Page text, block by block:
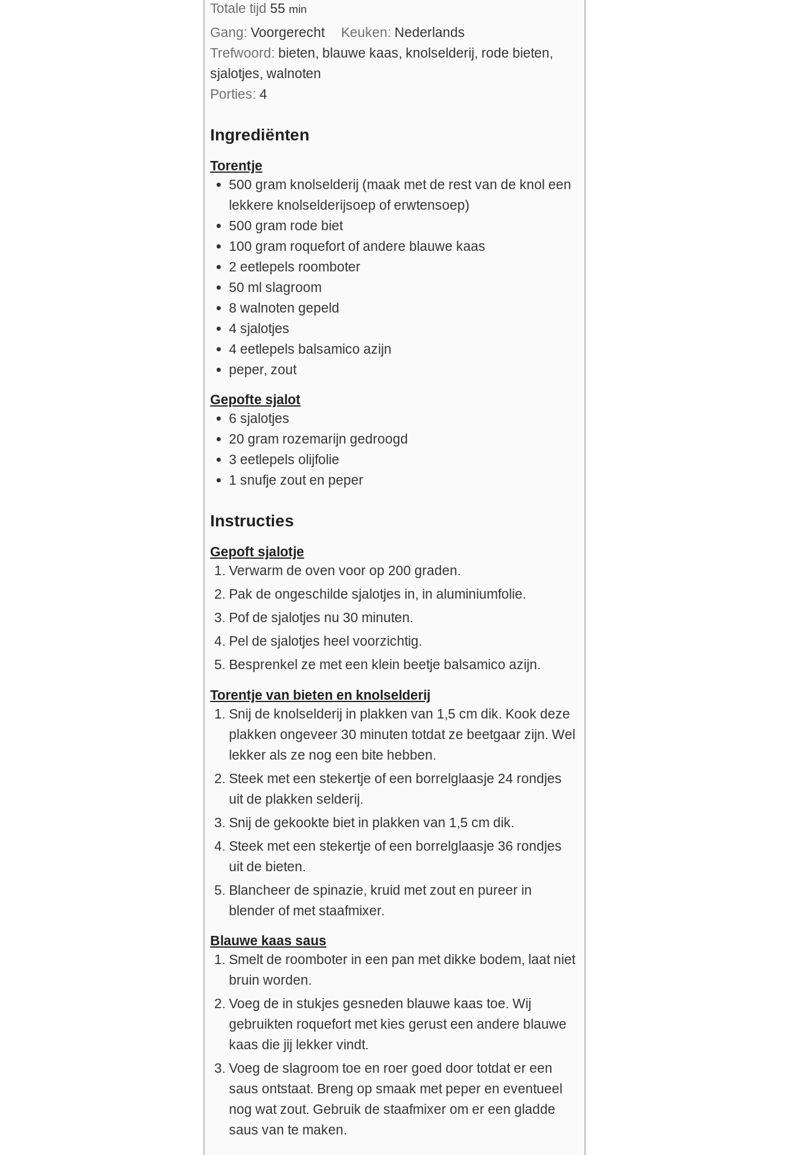
Totale tijd 55 min
Gang: Voorgerecht Keuken: Nederlands
Trefwoord: bieten, blauwe kaas, knolselderij, rode bieten,
sjalotjes, walnoten
Porties: 4
Ingrediënten
Torentje
500 gram knolselderij (maak met de rest van de knol een
lekkere knolselderijsoep of erwtensoep)
500 gram rode biet
100 gram roquefort of andere blauwe kaas
2 eetlepels roomboter
50 ml slagroom
8 walnoten gepeld
4 sjalotjes
4 eetlepels balsamico azijn
peper, zout
Gepofte sjalot
6 sjalotjes
20 gram rozemarijn gedroogd
3 eetlepels olijfolie
1 snufje zout en peper
Instructies
Gepoft sjalotje
Verwarm de oven voor op 200 graden.
Pak de ongeschilde sjalotjes in, in aluminiumfolie.
Pof de sjalotjes nu 30 minuten.
Pel de sjalotjes heel voorzichtig.
Besprenkel ze met een klein beetje balsamico azijn.
Torentje van bieten en knolselderij
Snij de knolselderij in plakken van 1,5 cm dik. Kook deze
plakken ongeveer 30 minuten totdat ze beetgaar zijn. Wel
lekker als ze nog een bite hebben.
Steek met een stekertje of een borrelglaasje 24 rondjes
uit de plakken selderij.
Snij de gekookte biet in plakken van 1,5 cm dik.
Steek met een stekertje of een borrelglaasje 36 rondjes
uit de bieten.
Blancheer de spinazie, kruid met zout en pureer in
blender of met staafmixer.
Blauwe kaas saus
Smelt de roomboter in een pan met dikke bodem, laat niet
bruin worden.
Voeg de in stukjes gesneden blauwe kaas toe. Wij
gebruikten roquefort met kies gerust een andere blauwe
kaas die jij lekker vindt.
Voeg de slagroom toe en roer goed door totdat er een
saus ontstaat. Breng op smaak met peper en eventueel
nog wat zout. Gebruik de staafmixer om er een gladde
saus van te maken.